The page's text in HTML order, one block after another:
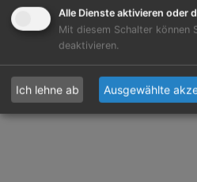
Gruppe
TSO-Gruppe und
Gruppe Händler,
Gruppe für
Fälle
Alle Dienste aktivieren oder
Mit diesem Schalter können
deaktivieren.
Ich lehne ab Ausgewählte